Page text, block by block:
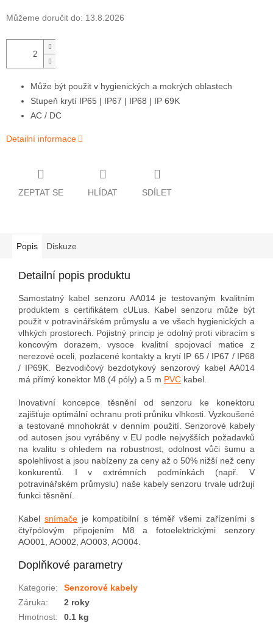
Můžeme doručit do: 13.8.2026
Může být použit v hygienických a mokrých oblastech
Stupeň krytí IP65 | IP67 | IP68 | IP 69K
AC / DC
Detailní informace
ZEPTAT SE HLÍDAT SDÍLET
Popis Diskuze
Detailní popis produktu
Samostatný kabel senzoru AA014 je testovaným kvalitním
produktem s certifikátem cULus. Kabel senzoru může být
použit v potravinářském průmyslu a ve všech hygienických a
vlhkých prostorech. Pojistný princip je odolný proti vibracím s
koncovým dorazem, vysoce kvalitní spojovací matice z
nerezové oceli, pozlacené kontakty a krytí IP 65 / IP67 / IP68
/ IP69K. Bezvodičový bezdotykový senzorový kabel AA014
má přímý konektor M8 (4 póly) a 5 m PVC kabel.
Inovativní koncepce těsnění od senzoru ke konektoru
zajišťuje optimální ochranu proti průniku vlhkosti. Vyzkoušené
a testované mnohokrát v denním použití. Senzorové kabely
od autosen jsou vyráběny v EU podle nejvyšších požadavků
na kvalitu s ohledem na robustnost, odolnost vůči šumu a
spolehlivost a jsou nabízeny za ceny až o 50% nižší než ceny
konkurentů. I v extrémních podmínkách (např. V
potravinářském průmyslu) naše kabely senzoru trvale udržují
funkci těsnění.
Kabelsnímače je kompatibilní s téměř všemi zařízeními s
čtyřpólovým připojením M8 a fotoelektrickými senzory
AO001, AO002, AO003, AO004.
Doplňkové parametry
Kategorie:
Senzorové kabely
Záruka:
2 roky
Hmotnost: 0.1 kg